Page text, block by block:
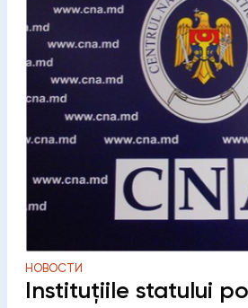
НОВОСТИ
Instituţiile statului